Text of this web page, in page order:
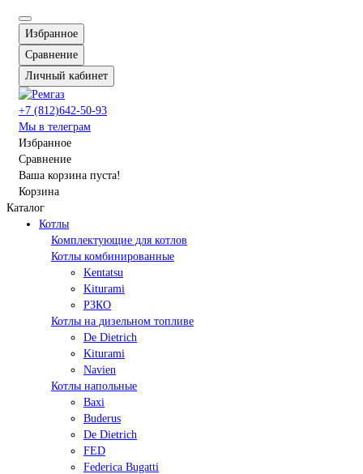
Избранное
Сравнение
Личный кабинет
+7 (812)642-50-93
Мы в телеграм
Избранное
Сравнение
Ваша корзина пуста!
Корзина
Каталог
Котлы
Комплектующие для котлов
Котлы комбинированные
Kentatsu
Kiturami
РЗКО
Котлы на дизельном топливе
De Dietrich
Kiturami
Navien
Котлы напольные
Baxi
Buderus
De Dietrich
FED
Federica Bugatti